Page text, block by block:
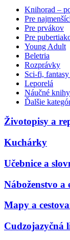
Knihorad –
Pre
Pre prvákov
Pre
Young Adult
Beletria
Rozprávky
Sci-fi,
Leporelá
Náučné knihy
Ďalšie
Životopisy a
Kuchárky
Učebnice a
Náboženstvo a
Mapy a
Cudzojazyčná